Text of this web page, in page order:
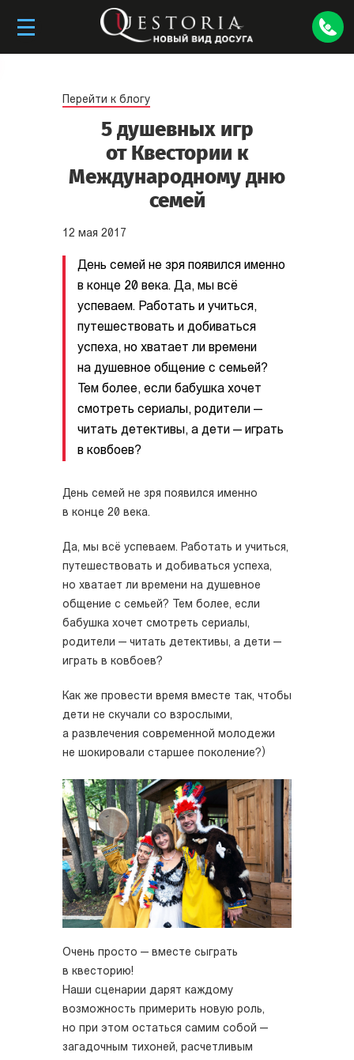
Перейти к блогу
5 душевных игр
от Квестории к
Международному дню
семей
12 мая 2017
День cемей не зря появился именно
в конце 20 века. Да, мы всё
успеваем. Работать и учиться,
путешествовать и добиваться
успеха, но хватает ли времени
на душевное общение с семьей?
Тем более, если бабушка хочет
смотреть сериалы, родители —
читать детективы, а дети — играть
в ковбоев?
День семей не зря появился именно
в конце 20 века.
Да, мы всё успеваем. Работать и учиться,
путешествовать и добиваться успеха,
но хватает ли времени на душевное
общение с семьей? Тем более, если
бабушка хочет смотреть сериалы,
родители — читать детективы, а дети —
играть в ковбоев?
Как же провести время вместе так, чтобы
дети не скучали со взрослыми,
а развлечения современной молодежи
не шокировали старшее поколение?)
Очень просто — вместе сыграть
в квесторию!
Наши сценарии дарят каждому
возможность примерить новую роль,
но при этом остаться самим собой —
загадочным тихоней, расчетливым